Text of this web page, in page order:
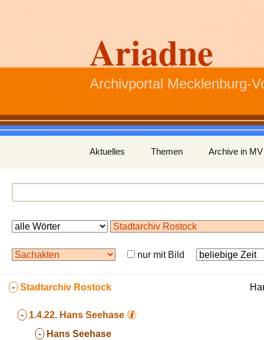
Ariadne
Archivportal Mecklenburg-
Inhalt
springen
Aktuelles Themen Archive in MV
nur mit Bild
- Stadtarchiv Rostock
- 1.4.22. Hans Seehase
- Hans Seehase